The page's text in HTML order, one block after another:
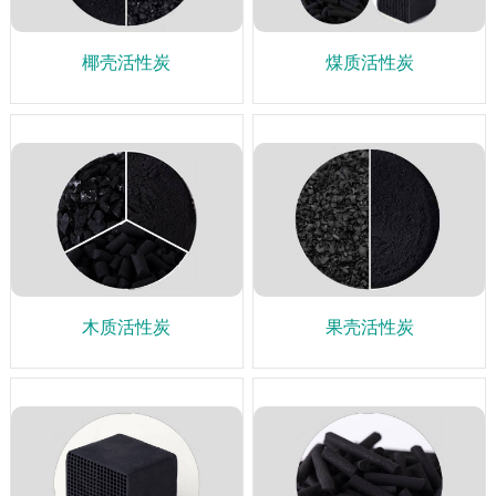
椰壳活性炭 煤质活性炭
木质活性炭 果壳活性炭